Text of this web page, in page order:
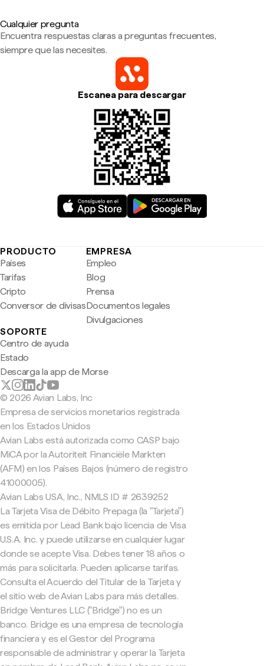
Cualquier pregunta
Encuentra respuestas claras a preguntas frecuentes,
siempre que las necesites.
Escanea para descargar
PRODUCTO
Países
Tarifas
Cripto
Conversor de divisas
EMPRESA
Empleo
Blog
Prensa
Documentos legales
Divulgaciones
SOPORTE
Centro de ayuda
Estado
Descarga la app de Morse
© 2026 Avian Labs, Inc
Empresa de servicios monetarios registrada
en los Estados Unidos
Avian Labs está autorizada como CASP bajo
MiCA por la Autoriteit Financiële Markten
(AFM) en los Países Bajos (número de registro
41000005).
Avian Labs USA, Inc., NMLS ID # 2639252
La Tarjeta Visa de Débito Prepaga (la "Tarjeta")
es emitida por Lead Bank bajo licencia de Visa
U.S.A. Inc. y puede utilizarse en cualquier lugar
donde se acepte Visa. Debes tener 18 años o
más para solicitarla. Pueden aplicarse tarifas.
Consulta el Acuerdo del Titular de la Tarjeta y
el sitio web de Avian Labs para más detalles.
Bridge Ventures LLC ("Bridge") no es un
banco. Bridge es una empresa de tecnología
financiera y es el Gestor del Programa
responsable de administrar y operar la Tarjeta